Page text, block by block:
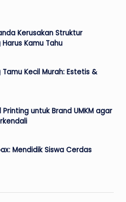
Kerusakan Struktur
Kamu Tahu
Kecil Murah: Estetis &
untuk Brand UMKM agar
Mendidik Siswa Cerdas